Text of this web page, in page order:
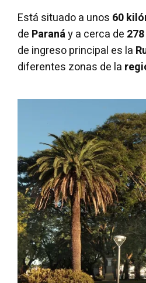
Está situado a unos 60
de Paranáy a cerca de
de ingreso principal es la
diferentes zonas de la